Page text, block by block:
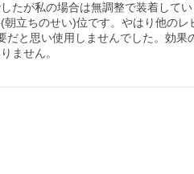
が私の場合は無調整で装着して
立ちのせい)位です。やはり他の
と思い使用しませんでした。効
ません。